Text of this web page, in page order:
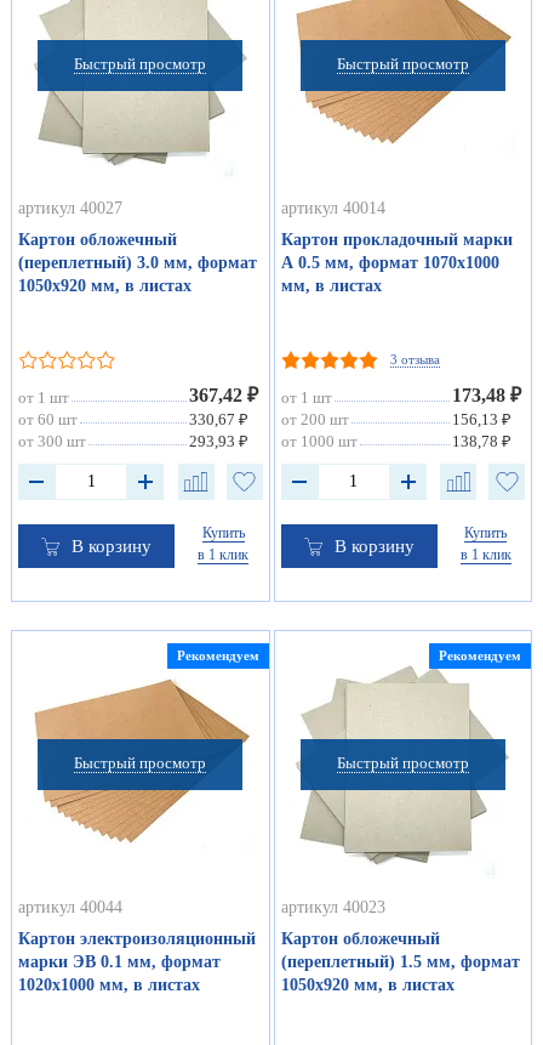
Быстрый просмотр
артикул 40027
Картон обложечный
(переплетный) 3.0 мм, формат
1050х920 мм, в листах
от 1 шт 367,42 ₽
от 60 шт
330,67 ₽
от 300 шт
293,93 ₽
В корзину
Купить
в 1 клик
Быстрый просмотр
артикул 40014
Картон прокладочный марки
А 0.5 мм, формат 1070х1000
мм, в листах
3 отзыва
от 1 шт 173,48 ₽
от 200 шт
156,13 ₽
от 1000 шт
138,78 ₽
В корзину
Купить
в 1 клик
Быстрый просмотр
Рекомендуем
артикул 40044
Картон электроизоляционный
марки ЭВ 0.1 мм, формат
1020х1000 мм, в листах
Быстрый просмотр
Рекомендуем
артикул 40023
Картон обложечный
(переплетный) 1.5 мм, формат
1050х920 мм, в листах